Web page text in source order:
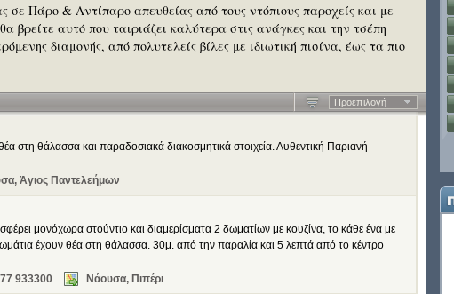
σε Πάρο & Αντίπαρο απευθείας από τους ντόπιους παροχείς και με
βρείτε αυτό που ταιριάζει καλύτερα στις ανάγκες και την τσέπη
διαμονής, από πολυτελείς βίλες με ιδιωτική πισίνα, έως τα πιο
Προεπιλογή
στη θάλασσα και παραδοσιακά διακοσμητικά στοιχεία. Αυθεντική Παριανή
Άγιος Παντελεήμων
μονόχωρα στούντιο και διαμερίσματα 2 δωματίων με κουζίνα, το κάθε ένα με
έχουν θέα στη θάλασσα. 30μ. από την παραλία και 5 λεπτά από το κέντρο
933300 Νάουσα, Πιπέρι